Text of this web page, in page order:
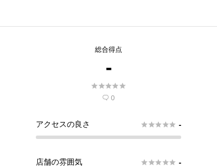
トする
人 がこの店舗での査定受付開始を希
望しています。
総合得点
-

 0
アクセスの良さ  -
店舗の雰囲気  -